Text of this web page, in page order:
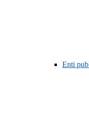
Enti